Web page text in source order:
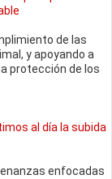
de las
y apoyando a
protección de los
al día la subida
enfocadas